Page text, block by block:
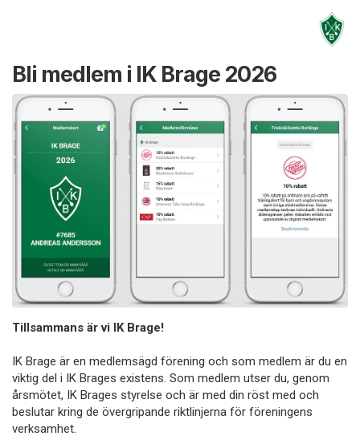
Bli medlem i IK Brage 2026
Tillsammans är vi IK Brage!
IK Brage är en medlemsägd förening och som medlem är du en
viktig del i IK Brages existens. Som medlem utser du, genom
årsmötet, IK Brages styrelse och är med din röst med och
beslutar kring de övergripande riktlinjerna för föreningens
verksamhet.